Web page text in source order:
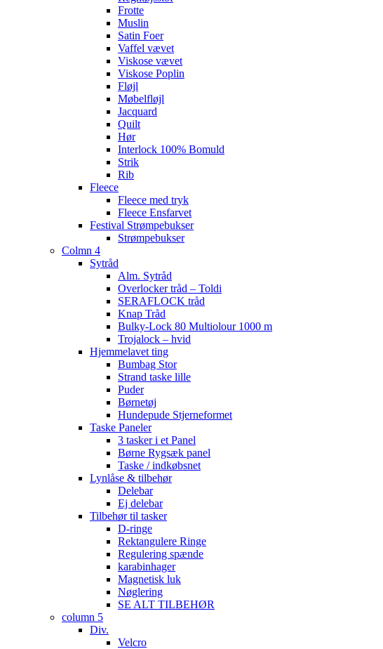
Frotte
Muslin
Satin Foer
Vaffel vævet
Viskose vævet
Viskose Poplin
Fløjl
Møbelfløjl
Jacquard
Quilt
Hør
Interlock 100% Bomuld
Strik
Rib
Fleece
Fleece med tryk
Fleece Ensfarvet
Festival Strømpebukser
Strømpebukser
Colmn 4
Sytråd
Alm. Sytråd
Overlocker tråd – Toldi
SERAFLOCK tråd
Knap Tråd
Bulky-Lock 80 Multiolour 1000 m
Trojalock – hvid
Hjemmelavet ting
Bumbag Stor
Strand taske lille
Puder
Børnetøj
Hundepude Stjerneformet
Taske Paneler
3 tasker i et Panel
Børne Rygsæk panel
Taske / indkøbsnet
Lynlåse & tilbehør
Delebar
Ej delebar
Tilbehør til tasker
D-ringe
Rektangulere Ringe
Regulering spænde
karabinhager
Magnetisk luk
Nøglering
SE ALT TILBEHØR
column 5
Div.
Velcro